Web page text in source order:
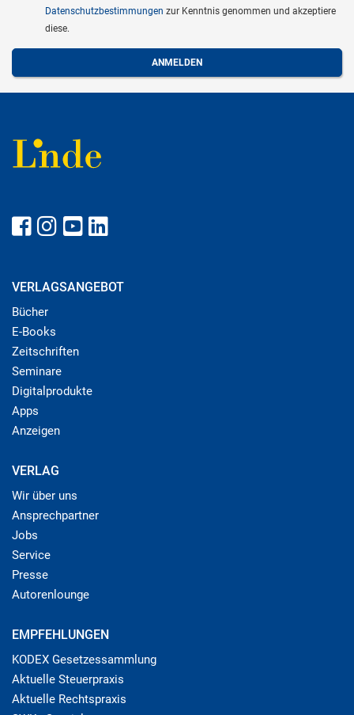
Datenschutzbestimmungen zur Kenntnis genommen und akzeptiere
diese.
VERLAGSANGEBOT
Bücher
E-Books
Zeitschriften
Seminare
Digitalprodukte
Apps
Anzeigen
VERLAG
Wir über uns
Ansprechpartner
Jobs
Service
Presse
Autorenlounge
EMPFEHLUNGEN
KODEX Gesetzessammlung
Aktuelle Steuerpraxis
Aktuelle Rechtspraxis